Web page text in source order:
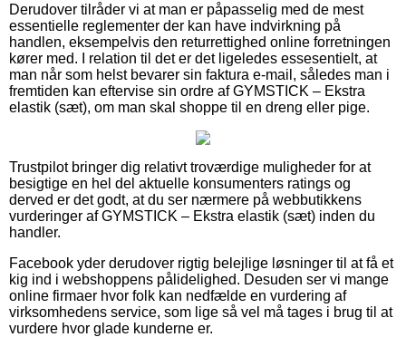
Derudover tilråder vi at man er påpasselig med de mest
essentielle reglementer der kan have indvirkning på
handlen, eksempelvis den returrettighed online forretningen
kører med. I relation til det er det ligeledes essesentielt, at
man når som helst bevarer sin faktura e-mail, således man i
fremtiden kan eftervise sin ordre af GYMSTICK – Ekstra
elastik (sæt), om man skal shoppe til en dreng eller pige.
Trustpilot bringer dig relativt troværdige muligheder for at
besigtige en hel del aktuelle konsumenters ratings og
derved er det godt, at du ser nærmere på webbutikkens
vurderinger af GYMSTICK – Ekstra elastik (sæt) inden du
handler.
Facebook yder derudover rigtig belejlige løsninger til at få et
kig ind i webshoppens pålidelighed. Desuden ser vi mange
online firmaer hvor folk kan nedfælde en vurdering af
virksomhedens service, som lige så vel må tages i brug til at
vurdere hvor glade kunderne er.